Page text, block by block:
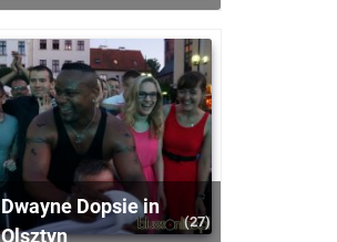
Dwayne Dopsie in
Olsztyn
(27)